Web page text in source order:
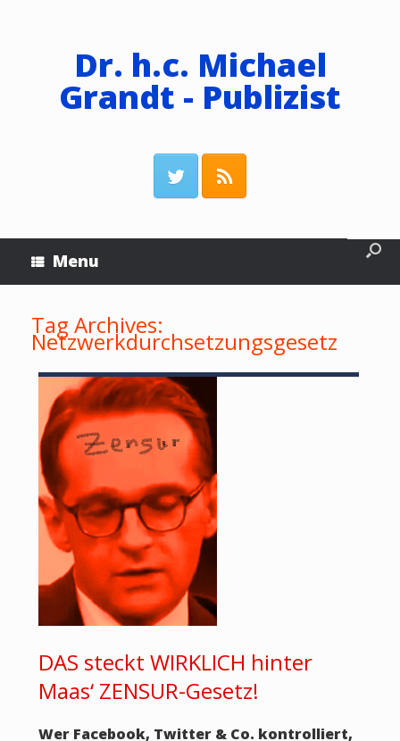
Dr. h.c. Michael
Grandt - Publizist
Menu
Tag Archives:
Netzwerkdurchsetzungsgesetz
DAS steckt WIRKLICH hinter
Maas‘ ZENSUR-Gesetz!
Wer Facebook, Twitter & Co. kontrolliert,